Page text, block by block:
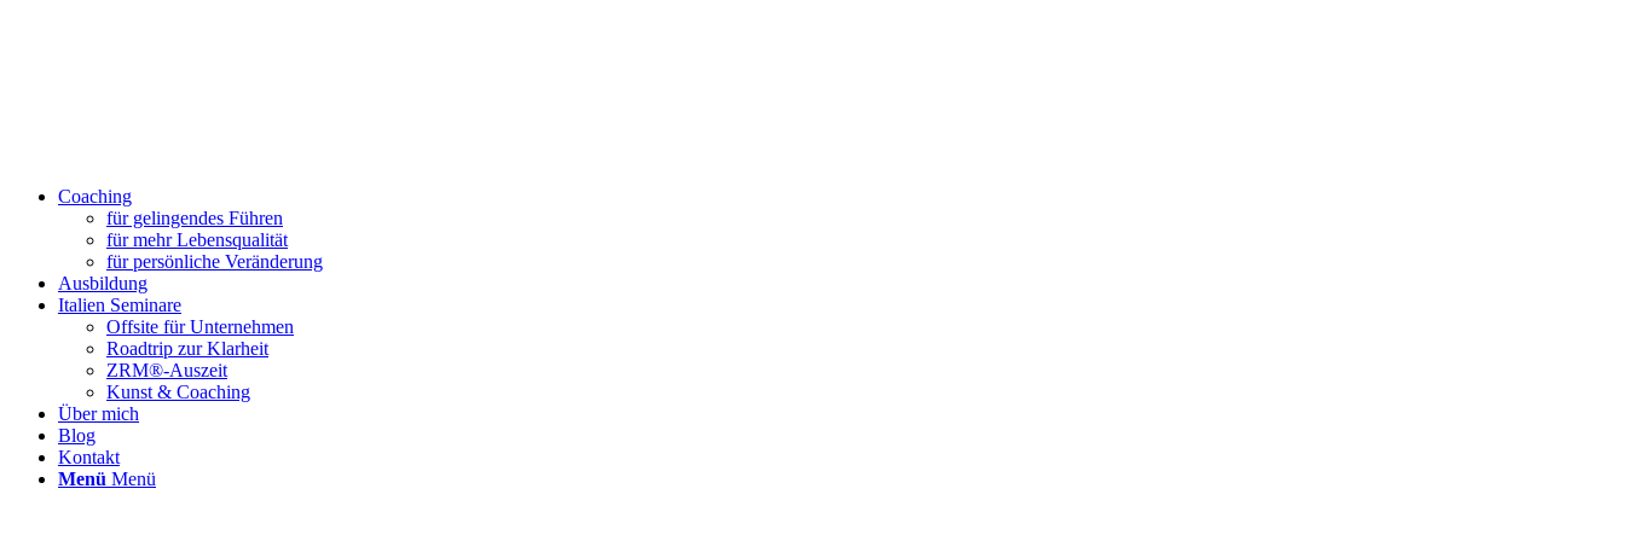
Coaching
für gelingendes Führen
für mehr Lebensqualität
für persönliche Veränderung
Ausbildung
Italien Seminare
Offsite für Unternehmen
Roadtrip zur Klarheit
ZRM®-Auszeit
Kunst & Coaching
Über mich
Blog
Kontakt
Menü Menü